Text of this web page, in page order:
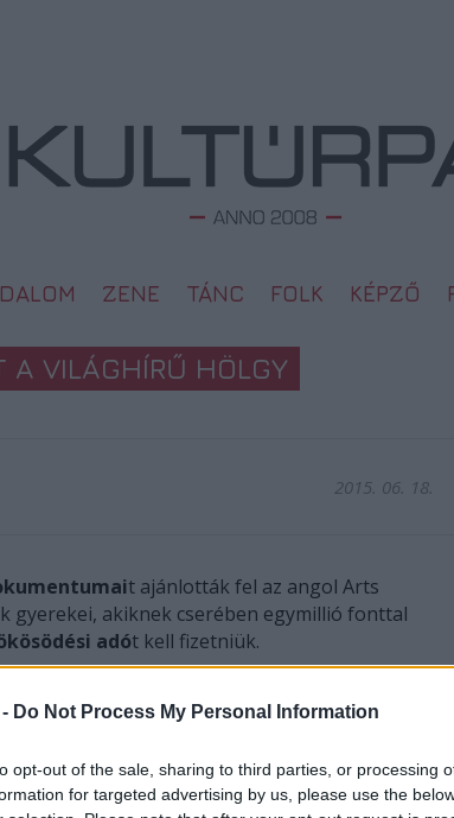
Do Not Process My Personal Information
opt-out of the sale, sharing to third parties, or processing
for targeted advertising by us, please use the
ZENE TÁNC FOLK KÉPZŐ
A VILÁGHÍRŰ HÖLGY
2015. 06. 18.
t ajánlották fel az angol Arts
gyerekei, akiknek cserében egymillió fonttal
adót kell fizetniük.
drámai pillanatait is
A dokumentumok ezután a
nyilvános archívumába kerülnek, valamint
a The Guardian.